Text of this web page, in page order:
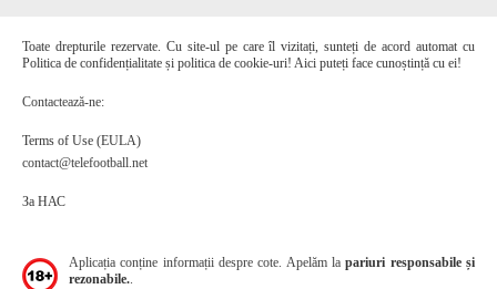
Toate drepturile rezervate. Cu site-ul pe care îl vizitați, sunteți de acord automat cu
Politica de confidențialitate și politica de cookie-uri! Aici puteți face cunoștință cu ei!
Contactează-ne:
Terms of Use (EULA)
contact@telefootball.net
За НАС
Aplicația conține informații despre cote. Apelăm lapariuri responsabile și
rezonabile.